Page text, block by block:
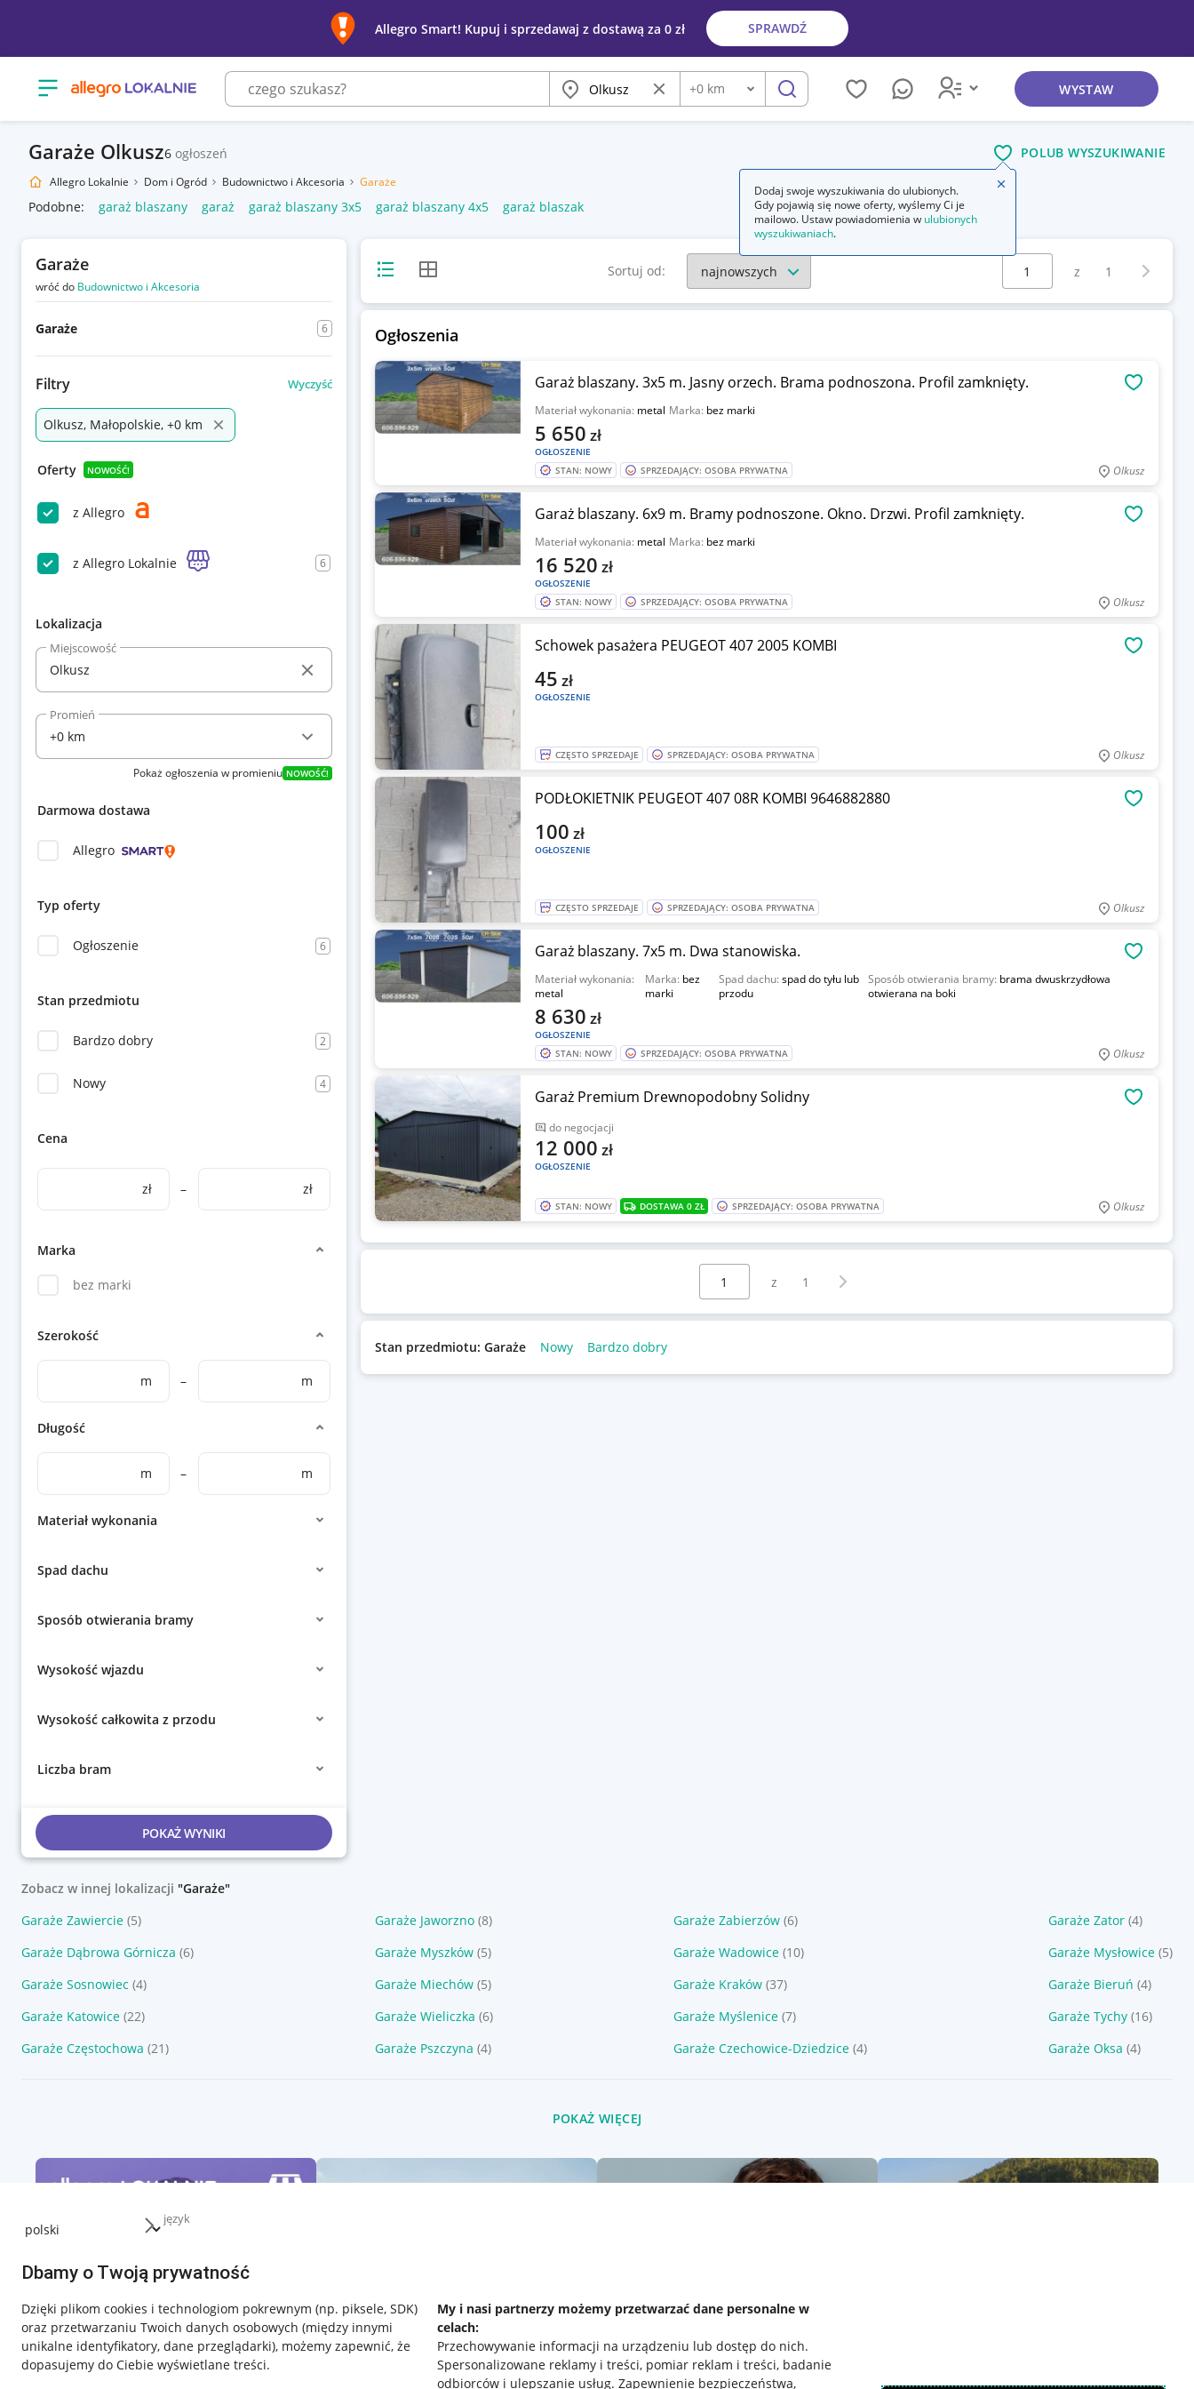
język
Dbamy o Twoją prywatność
Dzięki plikom cookies i technologiom pokrewnym (np. piksele, SDK)
oraz przetwarzaniu Twoich danych osobowych (między innymi
unikalne identyfikatory, dane przeglądarki), możemy zapewnić, że
dopasujemy do Ciebie wyświetlane treści.
My i nasi partnerzy możemy przetwarzać dane personalne w
celach:
Przechowywanie informacji na urządzeniu lub dostęp do nich.
Spersonalizowane reklamy i treści, pomiar reklam i treści, badanie
odbiorców i ulepszanie usług. Zapewnienie bezpieczeństwa,
Allegro Smart! Kupuj i sprzedawaj z dostawą za 0 zł SPRAWDŹ
Otwórz menu z kategoriami Miasto Wyczyść frazę
Odległość
+0 km szukaj WYSTAW
Garaże Olkusz6 ogłoszeń POLUB WYSZUKIWANIE
Allegro Lokalnie Dom i Ogród Budownictwo i Akcesoria Garaże
Podobne: garaż blaszany garaż garaż blaszany 3x5 garaż blaszany 4x5 garaż blaszak
Garaże
wróć do Budownictwo i Akcesoria
Garaże 6
Filtry Wyczyść
Olkusz, Małopolskie, +0 km
Oferty NOWOŚĆ!
z Allegro
z Allegro Lokalnie 6
Lokalizacja
Miejscowość
Promień
Pokaż ogłoszenia w promieniu NOWOŚĆ!
Darmowa dostawa
Allegro
Typ oferty
Ogłoszenie 6
Stan przedmiotu
Bardzo dobry 2
Nowy 4
Cena
zł – zł
Marka
bez marki
Szerokość
m – m
Długość
m – m
Materiał wykonania
Spad dachu
Sposób otwierania bramy
Wysokość wjazdu
Wysokość całkowita z przodu
Liczba bram
POKAŻ WYNIKI
Widok listyWidok siatki Sortuj od:
Wybierz stronę:
z 1
Ogłoszenia
Garaż blaszany. 3x5 m. Jasny orzech. Brama podnoszona. Profil zamknięty.
Materiał wykonania: metal Marka: bez marki
OGŁOSZENIE
5 650 zł
STAN: NOWY SPRZEDAJĄCY: OSOBA PRYWATNA Olkusz
Garaż blaszany. 6x9 m. Bramy podnoszone. Okno. Drzwi. Profil zamknięty.
Materiał wykonania: metal Marka: bez marki
OGŁOSZENIE
16 520 zł
STAN: NOWY SPRZEDAJĄCY: OSOBA PRYWATNA Olkusz
Schowek pasażera PEUGEOT 407 2005 KOMBI
OGŁOSZENIE
45 zł
CZĘSTO SPRZEDAJE SPRZEDAJĄCY: OSOBA PRYWATNA Olkusz
PODŁOKIETNIK PEUGEOT 407 08R KOMBI 9646882880
OGŁOSZENIE
100 zł
CZĘSTO SPRZEDAJE SPRZEDAJĄCY: OSOBA PRYWATNA Olkusz
Garaż blaszany. 7x5 m. Dwa stanowiska.
Materiał wykonania:
metal
Marka: bez
marki
Spad dachu:spad do tyłu lub
przodu
Sposób otwierania bramy: brama dwuskrzydłowa
otwierana na boki
OGŁOSZENIE
8 630 zł
STAN: NOWY SPRZEDAJĄCY: OSOBA PRYWATNA Olkusz
Garaż Premium Drewnopodobny Solidny
do negocjacji
OGŁOSZENIE
12 000 zł
STAN: NOWY DOSTAWA 0 ZŁ SPRZEDAJĄCY: OSOBA PRYWATNA Olkusz
Wybierz stronę:
z 1 Następna strona
Stan przedmiotu: Garaże Nowy Bardzo dobry
Zobacz w innej lokalizacji "Garaże"
Garaże Zawiercie (5) Garaże Jaworzno (8) Garaże Zabierzów (6) Garaże Zator (4)
Garaże Dąbrowa Górnicza (6) Garaże Myszków (5) Garaże Wadowice (10) Garaże Mysłowice (5)
Garaże Sosnowiec (4) Garaże Miechów (5) Garaże Kraków (37) Garaże Bieruń (4)
Garaże Katowice (22) Garaże Wieliczka (6) Garaże Myślenice (7) Garaże Tychy (16)
Garaże Częstochowa (21) Garaże Pszczyna (4) Garaże Czechowice-Dziedzice (4) Garaże Oksa (4)
POKAŻ WIĘCEJ
Dodaj swoje wyszukiwania do ulubionych.
Gdy pojawią się nowe oferty, wyślemy Ci je
mailowo. Ustaw powiadomienia w ulubionych
wyszukiwaniach.
Zamknij wskazówkę